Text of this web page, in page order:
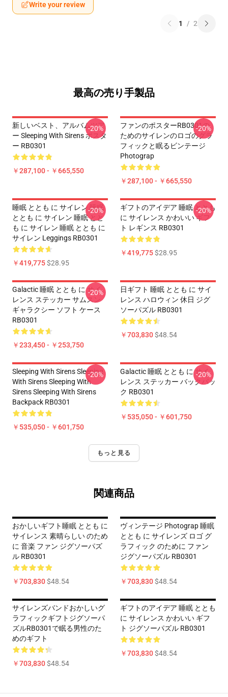
Write your review
1 / 2
最高の売り手製品
新しいベスト、アルバムツア
ー Sleeping With Sirens ポスタ
ー RB0301
￥287,100 - ￥665,550
-20%
ファンのポスターRB0301の
ためのサイレンのロゴのグラ
フィックと眠るビンテージ
Photograp
￥287,100 - ￥665,550
-20%
睡眠 ととも に サイレン 睡眠
ととも に サイレン 睡眠 とと
も に サイレン 睡眠 ととも に
サイレン Leggings RB0301
￥419,775$28.95
-20%
ギフトのアイデア 睡眠 ととも
に サイレンス かわいい ギフ
ト レギンス RB0301
￥419,775$28.95
-20%
Galactic 睡眠 ととも に サイ
レンス ステッカー サムスン
ギャラクシー ソフト ケース
RB0301
￥233,450 - ￥253,750
-20%
日ギフト 睡眠 ととも に サイ
レンス ハロウィン 休日 ジグ
ソーパズル RB0301
￥703,830$48.54
Sleeping With Sirens Sleeping
With Sirens Sleeping With
Sirens Sleeping With Sirens
Backpack RB0301
￥535,050 - ￥601,750
-20%
Galactic 睡眠 ととも に サイ
レンス ステッカー バックパッ
ク RB0301
￥535,050 - ￥601,750
-20%
もっと見る
関連商品
おかしいギフト睡眠 ととも に
サイレンス 素晴らしい のため
に 音楽 ファン ジグソーパズ
ル RB0301
￥703,830$48.54
ヴィンテージ Photograp 睡眠
ととも に サイレンズ ロゴ グ
ラフィック のために ファン
ジグソーパズル RB0301
￥703,830$48.54
サイレンズバンドおかしいグ
ラフィックギフトジグソーパ
ズルRB0301で眠る男性のた
めのギフト
￥703,830$48.54
ギフトのアイデア 睡眠 ととも
に サイレンス かわいい ギフ
ト ジグソーパズル RB0301
￥703,830$48.54